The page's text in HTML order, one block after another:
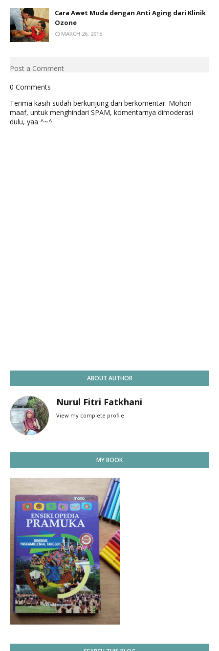
Cara Awet Muda dengan Anti Aging dari Klinik
Ozone
MARCH 26, 2015
Post a Comment
0 Comments
Terima kasih sudah berkunjung dan berkomentar. Mohon
maaf, untuk menghindari SPAM, komentarnya dimoderasi
dulu, yaa ^~^
ABOUT AUTHOR
Nurul Fitri Fatkhani
View my complete profile
MY BOOK